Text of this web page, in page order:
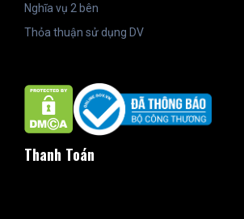
Nghĩa vụ 2 bên
Thỏa thuận sử dụng DV
Thanh Toán